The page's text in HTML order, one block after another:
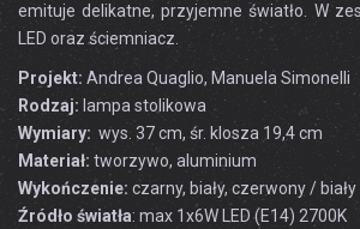
emituje delikatne, przyjemne światło. W
LED oraz ściemniacz.
Projekt: Andrea Quaglio, Manuela Simonelli
Rodzaj: lampa stolikowa
Wymiary: wys. 37 cm, śr. klosza 19,4 cm
Materiał: tworzywo, aluminium
Wykończenie: czarny, biały, czerwony / biały
Źródło światła: max 1x6W LED (E14) 2700K